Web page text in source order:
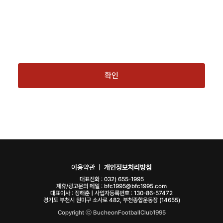
확인
이용약관 개인정보처리방침
대표전화 : 032) 655-1995
제휴/광고문의 메일 : bfc1995@bfc1995.com
대표이사 : 정해춘ㅣ사업자등록번호 : 130-86-57472
경기도 부천시 원미구 소사로 482, 부천종합운동장 (14655)
Copyright ⓒ BucheonFootballClub1995